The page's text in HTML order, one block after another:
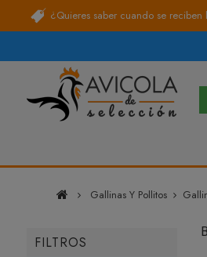
¿Quieres saber cuando se reciben
Gallinas Y Pollitos
FILTROS